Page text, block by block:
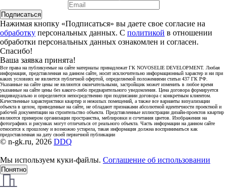
Подписаться
Нажимая кнопку «Подписаться» вы даете свое согласие на
обработку персональных данных. С политикой в отношении
обработки персональных данных ознакомлен и согласен.
Спасибо!
Ваша заявка принята!
Все права на публикуемые на сайте материалы принадлежат ГК NOVOSELIE DEVELOPMENT. Любая
информация, представленная на данном сайте, носит исключительно информационный характер и ни при
каких условиях не является публичной офертой, определяемой положениями статьи 437 ГК РФ.
Указанные на сайте цены не являются окончательными, застройщик может изменить в любое время
указанные на сайте цены без какого-либо предварительного уведомления. Цена договора формируется
индивидуально и определяется непосредственно при подписании договора с конкретным клиентом.
Качественные характеристики квартир и нежилых помещений, а также все варианты визуализации
объекта в целом, приведенные на сайте, не обладают признаками абсолютной идентичности проектной и
рабочей документации на строительство объекта. Представленные иллюстрации дизайн-проектов квартир
являются примером организации пространства, меблировки и сочетания цветов. Изображения на
фотографиях и рисунках могут отличаться от реального объекта. Часть информации на данном сайте
относится к прошлому и возможно устарела, такая информация должна восприниматься как
предоставленная на дату своей первичной публикации
© n-gk.ru, 2026 DDQ
Мы используем куки-файлы. Соглашение об использовании
Понятно